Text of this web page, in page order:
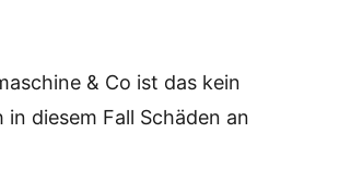
& Co ist das kein
diesem Fall Schäden an